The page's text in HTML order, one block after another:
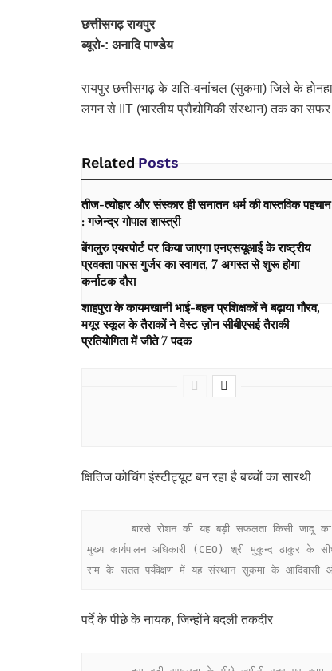
छत्तीसगढ़ रायपुर
ब्यूरो-: अनादि पाण्डेय
रायपुर छत्तीसगढ़ के अति-वनांचल (सुकमा) जिले के
लगन से IIT (भारतीय प्रौद्योगिकी संस्थान) तक का
Related Posts
तीज-त्योहार और संस्कार ही सनातन धर्म की वास्तविक पहचान
: गजेन्द्र गोपाल शास्त्री
बेंगलुरु एयरपोर्ट पर किया जाएगा एनएसयूआई के राष्ट्रीय
प्रवक्ता पारस गुर्जर का स्वागत, 7 अगस्त से शुरू होगा
कर्नाटक दौरा
शाहपुरा के कायमखानी भाई-बहन प्रशिक्षकों ने बढ़ाया गौरव,
मयूर स्कूल के तैराकों ने वेस्ट ज़ोन सीबीएसई तैराकी
प्रतियोगिता में जीते 7 पदक
क्षितिज कोचिंग इंस्टीट्यूट बन रहा है बच्चों का सारथी
       बारसे रोशन की यह बड़ी सफलता किसी जादू का परिणाम नहीं, बल्कि जिला प्रशासन की सोची-समझी दूरदर्शिता का नतीजा है। जिले के बच्चों को गुणवत्तापूर्ण शिक्षा देने के लिए कलेक्टर श्री अमित कुमार और
मुख्य कार्यपालन अधिकारी (CEO) श्री मुकुन्द ठाकुर के
राम के सतत पर्यवेक्षण में यह संस्थान सुकमा के
पर्दे के पीछे के नायक, जिन्होंने बदली तकदीर